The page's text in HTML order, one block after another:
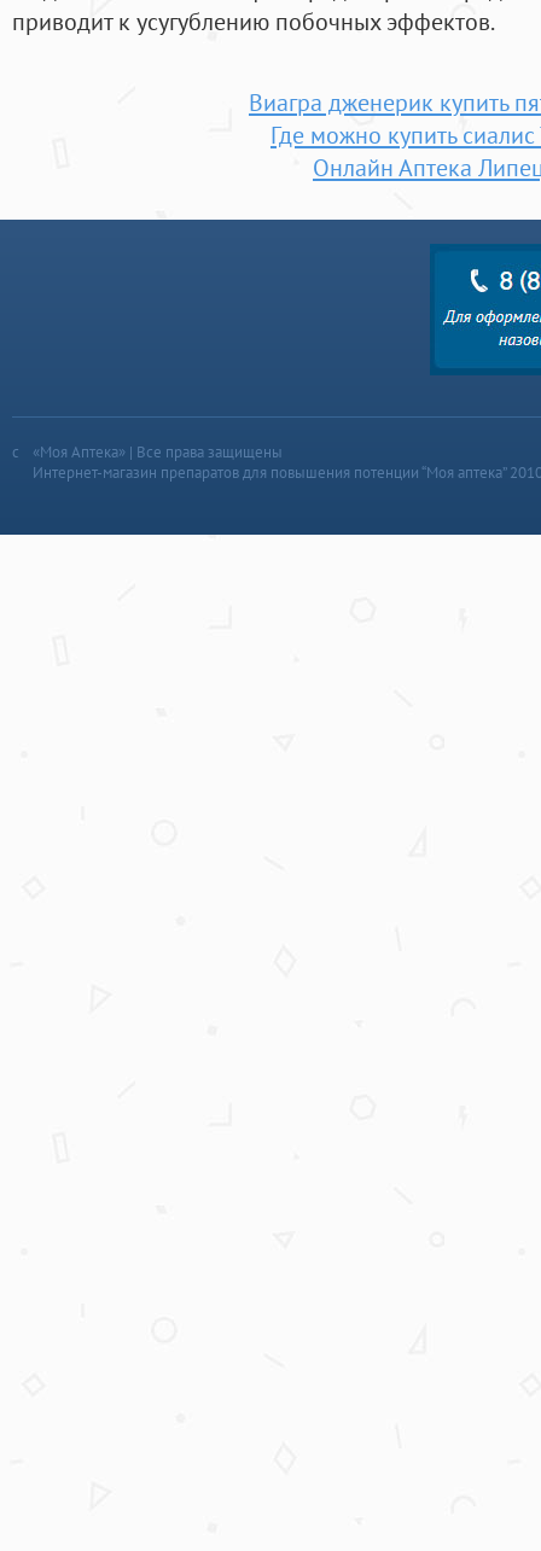
приводит к усугублению побочных эффектов.
Виагра дженерик купить
Где можно купить сиалис
Онлайн Аптека
«Моя Аптека» | Все права защищены
Интернет-магазин препаратов для повышения потенции “Моя аптека”